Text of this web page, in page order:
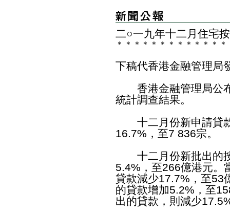
二○一九年十二月住宅
＊ ＊ ＊ ＊ ＊ ＊ ＊ ＊ ＊ ＊ ＊ ＊ ＊
下稿代香港金融管理局
香港金融管理局公布
統計調查結果。
十二月份新申請貸款
16.7%，至7 836宗。
十二月份新批出的按
5.4%，至266億港元。
貸款減少17.7%，至53
的貸款增加5.2%，至
出的貸款，則減少